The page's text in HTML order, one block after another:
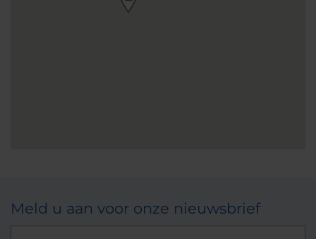
Meld u aan voor onze nieuwsbrief